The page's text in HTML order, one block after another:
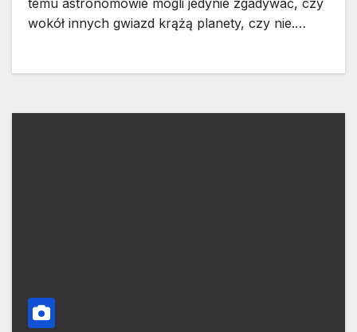
temu astronomowie mogli jedynie zgadywać, czy
wokół innych gwiazd krążą planety, czy nie.…